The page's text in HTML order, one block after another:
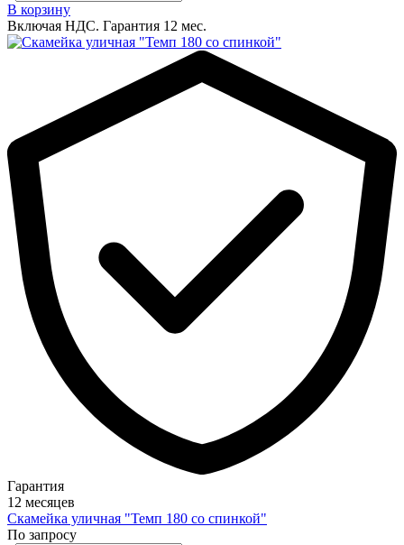
В корзину
Включая НДС. Гарантия 12 мес.
Гарантия
12 месяцев
Скамейка уличная "Темп 180 со спинкой"
По запросу